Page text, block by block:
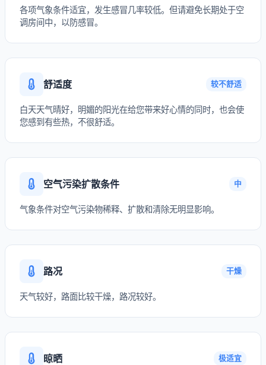
各项气象条件适宜，发生感冒几率较低。但请避免长期处于空
调房间中，以防感冒。
舒适度 较不舒适
白天天气晴好，明媚的阳光在给您带来好心情的同时，也会使
您感到有些热，不很舒适。
空气污染扩散条件 中
气象条件对空气污染物稀释、扩散和清除无明显影响。
路况 干燥
天气较好，路面比较干燥，路况较好。
晾晒 极适宜